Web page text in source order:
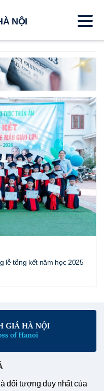
lễ tổng kết năm học 2025
đối tượng duy nhất của
NỘI